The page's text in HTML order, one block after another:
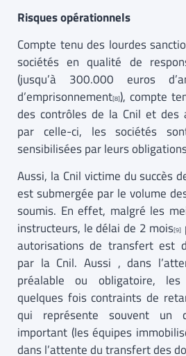
Risques opérationnels
Compte tenu des lourdes
sociétés en qualité de
(jusqu’à 300.000 euros
d’emprisonnement[8]), compte
des contrôles de la Cnil et des
par celle-ci, les sociétés
sensibilisées par leurs
Aussi, la Cnil victime du succès
est submergée par le volume
soumis. En effet, malgré les
instructeurs, le délai de 2 mois[9]
autorisations de transfert est
par la Cnil. Aussi , dans
préalable ou obligatoire,
quelques fois contraints de
qui représente souvent un
important (les équipes
dans l’attente du transfert des